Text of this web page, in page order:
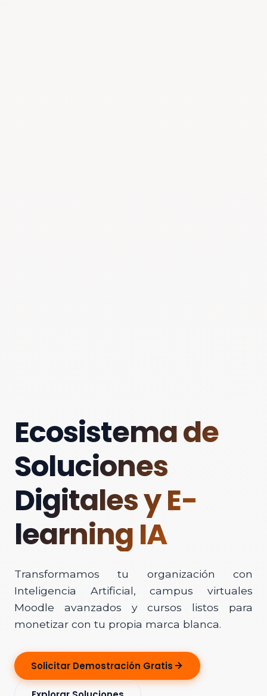
Ecosistema de
Soluciones
Digitales y E-
learning IA
Transformamos tu organización con
Inteligencia Artificial, campus virtuales
Moodle avanzados y cursos listos para
monetizar con tu propia marca blanca.
Solicitar Demostración Gratis